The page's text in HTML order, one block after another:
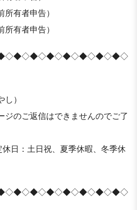
所有者申告）
所有者申告）
）
のご返信はできませんのでご了
日：土日祝、夏季休暇、冬季休